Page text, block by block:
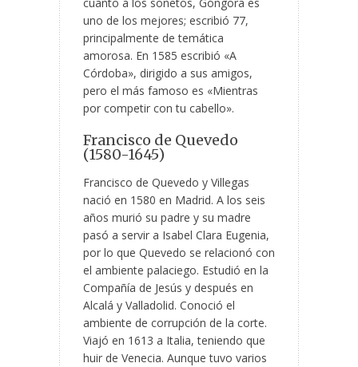
cuanto a los sonetos, Góngora es
uno de los mejores; escribió 77,
principalmente de temática
amorosa. En 1585 escribió «A
Córdoba», dirigido a sus amigos,
pero el más famoso es «Mientras
por competir con tu cabello».
Francisco de Quevedo
(1580-1645)
Francisco de Quevedo y Villegas
nació en 1580 en Madrid. A los seis
años murió su padre y su madre
pasó a servir a Isabel Clara Eugenia,
por lo que Quevedo se relacionó con
el ambiente palaciego. Estudió en la
Compañía de Jesús y después en
Alcalá y Valladolid. Conoció el
ambiente de corrupción de la corte.
Viajó en 1613 a Italia, teniendo que
huir de Venecia. Aunque tuvo varios